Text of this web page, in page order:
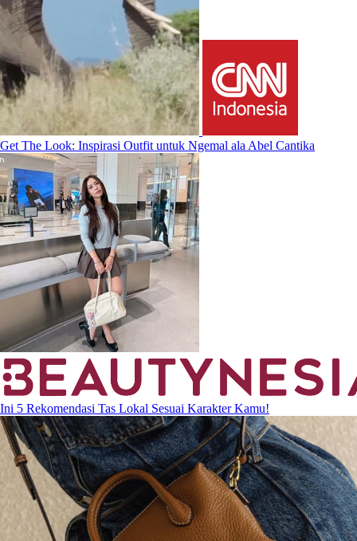
Get The Look: Inspirasi Outfit untuk Ngemal ala Abel Cantika
Ini 5 Rekomendasi Tas Lokal Sesuai Karakter Kamu!